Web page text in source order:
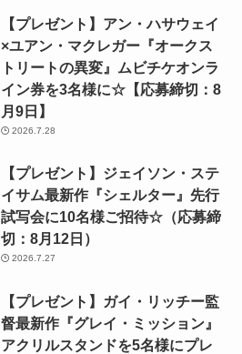
【プレゼント】アン・ハサウェイ
×ユアン・マクレガー『オークス
トリートの異変』ムビチケオンラ
イン券を3名様に☆【応募締切：8
月9日】
2026.7.28
【プレゼント】ジェイソン・ステ
イサム最新作『シェルター』先行
試写会に10名様ご招待☆（応募締
切：8月12日）
2026.7.27
【プレゼント】ガイ・リッチー監
督最新作『グレイ・ミッション』
アクリルスタンドを5名様にプレ